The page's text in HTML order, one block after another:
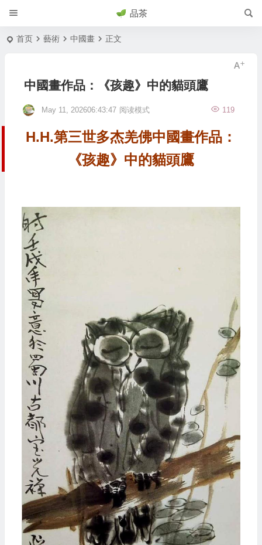
品茶
首页 藝術 中國畫 正文
中國畫作品：《孩趣》中的貓頭鷹
May 11, 202606:43:47 119
阅读模式
H.H.第三世多杰羌佛中國畫作品：
《孩趣》中的貓頭鷹